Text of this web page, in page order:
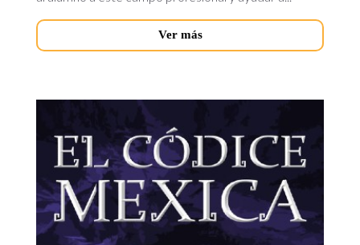
Ver más
mexica.jpg